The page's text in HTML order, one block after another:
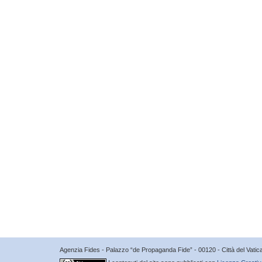
Agenzia Fides - Palazzo “de Propaganda Fide” - 00120 - Città del